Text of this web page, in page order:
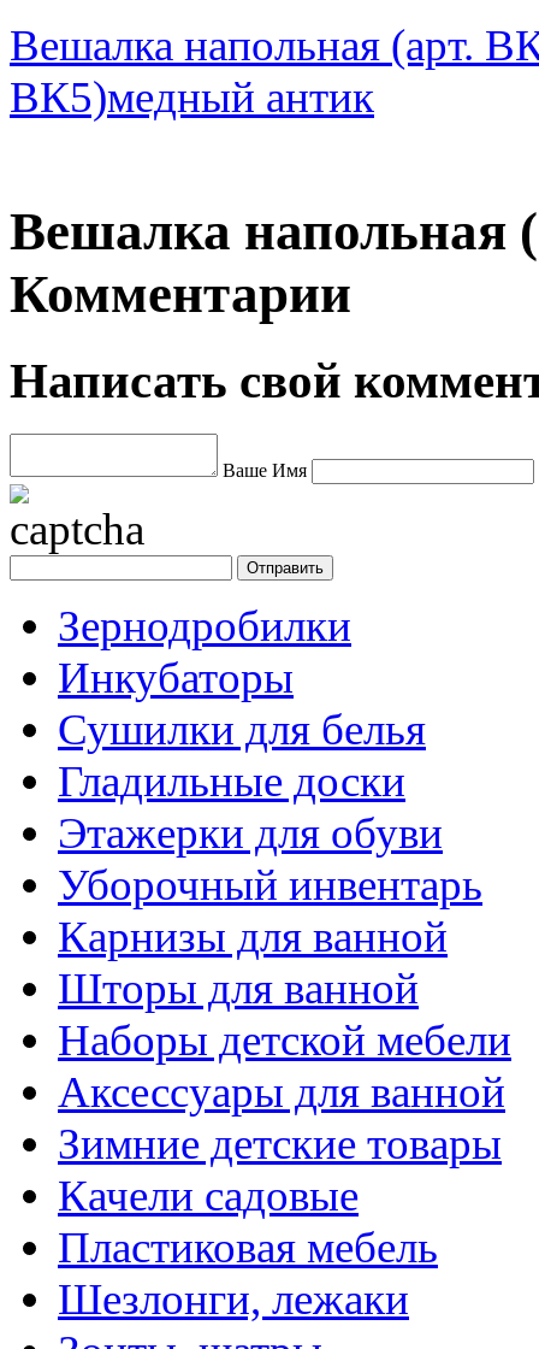
Вешалка напольная (арт.
ВК5)медный антик
Вешалка напольная
Комментарии
Написать свой
Ваше Имя
Зернодробилки
Инкубаторы
Сушилки для белья
Гладильные доски
Этажерки для обуви
Уборочный инвентарь
Карнизы для ванной
Шторы для ванной
Наборы детской мебели
Аксессуары для ванной
Зимние детские товары
Качели садовые
Пластиковая мебель
Шезлонги, лежаки